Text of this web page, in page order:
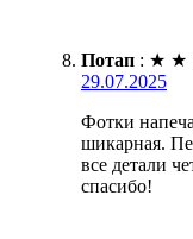
Потап : ★ ★
29.07.2025
Фотки
шикарная.
все детали
спасибо!